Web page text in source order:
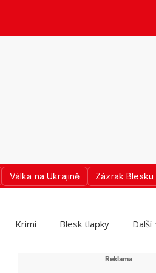
Válka na Ukrajině Zázrak Blesku
Krimi Blesk tlapky Další